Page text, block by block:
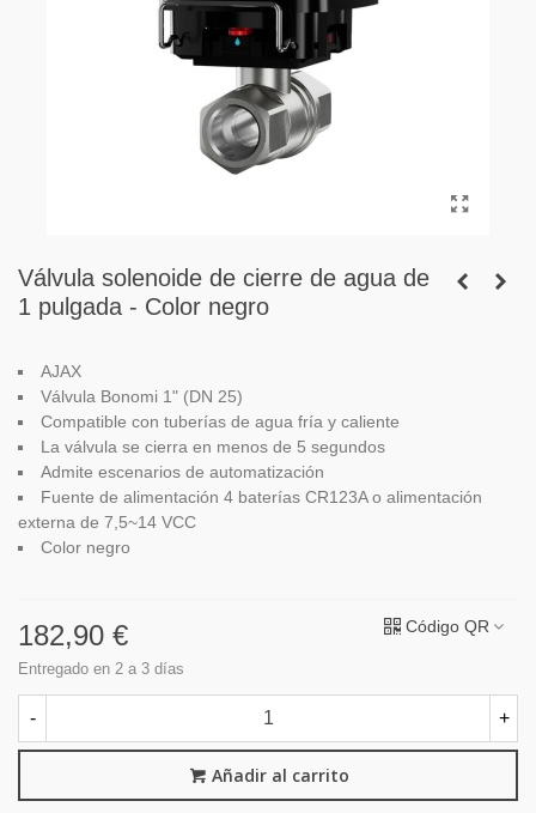
Válvula solenoide de cierre de agua de
1 pulgada - Color negro
AJAX
Válvula Bonomi 1" (DN 25)
Compatible con tuberías de agua fría y caliente
La válvula se cierra en menos de 5 segundos
Admite escenarios de automatización
Fuente de alimentación 4 baterías CR123A o alimentación
externa de 7,5~14 VCC
Color negro
182,90 €
Entregado en 2 a 3 días
Código QR
- +
Añadir al carrito